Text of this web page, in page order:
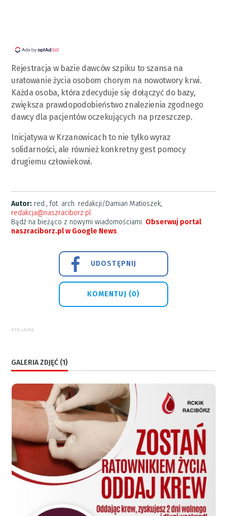
Rejestracja w bazie dawców szpiku to szansa na
uratowanie życia osobom chorym na nowotwory krwi.
Każda osoba, która zdecyduje się dołączyć do bazy,
zwiększa prawdopodobieństwo znalezienia zgodnego
dawcy dla pacjentów oczekujących na przeszczep.
Inicjatywa w Krzanowicach to nie tylko wyraz
solidarności, ale również konkretny gest pomocy
drugiemu człowiekowi.
Autor: red., fot. arch. redakcji/Damian Matioszek,
redakcja@naszraciborz.pl
Bądź na bieżąco z nowymi wiadomościami. Obserwuj portal
naszraciborz.pl w Google News.
UDOSTĘPNIJ
KOMENTUJ (0)
REKLAMA
GALERIA ZDJĘĆ (1)